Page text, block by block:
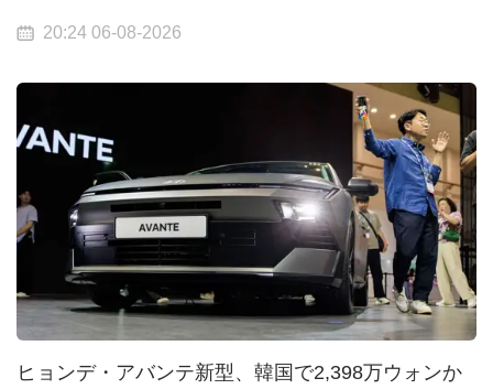
20:24 06-08-2026
ヒョンデ・アバンテ新型、韓国で2,398万ウォンか